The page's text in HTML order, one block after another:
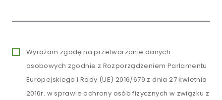
Wyrażam zgodę na przetwarzanie danych
osobowych zgodnie z Rozporządzeniem Parlamentu
Europejskiego i Rady (UE) 2016/679 z dnia 27 kwietnia
2016r. w sprawie ochrony osób fizycznych w związku z